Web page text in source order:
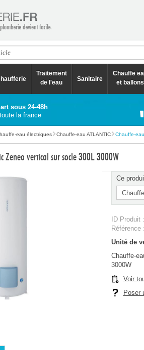
Traitement
de l'eau
Sanitaire
Chauffe
et ballons
sous 24-48h
la france
eau électriques Chauffe-eau ATLANTIC Chauffe-
Zeneo vertical sur socle 300L 3000W
Ce
ID Produit
Unité de
Chauffe-
3000W
Voir
Poser